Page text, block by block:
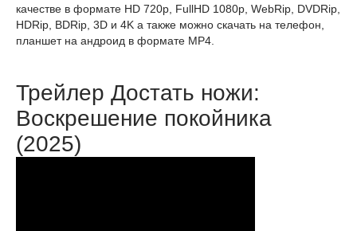
качестве в формате HD 720p, FullHD 1080p, WebRip, DVDRip,
HDRip, BDRip, 3D и 4K а также можно скачать на телефон,
планшет на андроид в формате MP4.
Трейлер Достать ножи:
Воскрешение покойника
(2025)